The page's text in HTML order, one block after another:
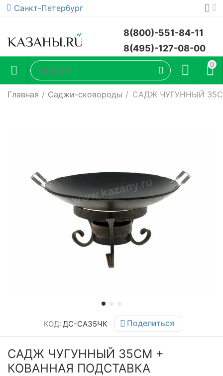
Санкт-Петербург
8(800)-551-84-11
8(495)-127-08-00
0
Главная / Саджи-сковороды / САДЖ ЧУГУННЫЙ
КОД: ДС-СА35ЧК Поделиться
САДЖ ЧУГУННЫЙ 35СМ +
КОВАННАЯ ПОДСТАВКА